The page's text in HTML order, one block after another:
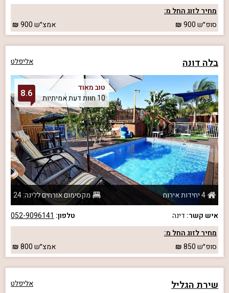
מחיר לזוג החל מ:
סופ״ש900 אמצ״ש900
בלה דונה אליפלט
טוב מאוד
10 חוות דעת אמיתיות
8.6
4 יחידות אירוח
מקסימום אורחים ללינה: 24
איש קשר: דינה טלפון: 052-9096141
מחיר לזוג החל מ:
סופ״ש850 אמצ״ש800
שירת הגליל אליפלט